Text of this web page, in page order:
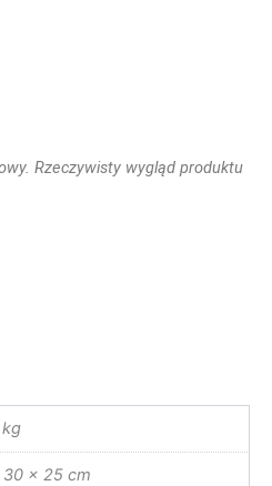
Rzeczywisty wygląd produktu
× 25 cm